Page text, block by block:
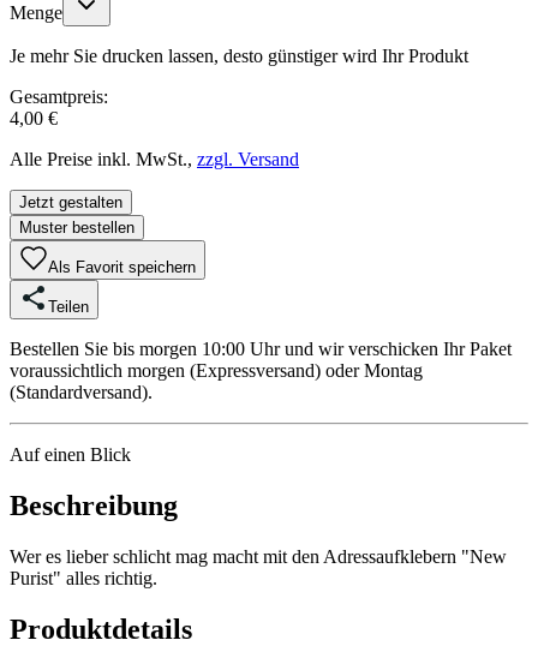
Menge
Je mehr Sie drucken lassen, desto günstiger wird Ihr Produkt
Gesamtpreis:
4,00 €
Alle Preise inkl. MwSt., zzgl. Versand
Jetzt gestalten
Muster bestellen
Als Favorit speichern
Teilen
Bestellen Sie bis morgen 10:00 Uhr und wir verschicken Ihr Paket
voraussichtlich morgen (Expressversand) oder Montag
(Standardversand).
Auf einen Blick
Beschreibung
Wer es lieber schlicht mag macht mit den Adressaufklebern "New
Purist" alles richtig.
Produktdetails